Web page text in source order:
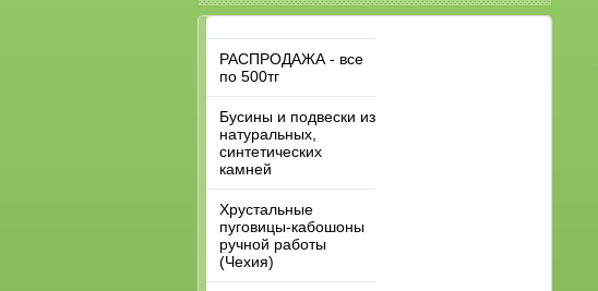
РАСПРОДАЖА - все
по 500тг
Бусины и подвески из
натуральных,
синтетических
камней
Хрустальные
пуговицы-кабошоны
ручной работы
(Чехия)